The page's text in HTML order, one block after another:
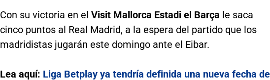
Con su victoria en el Visit Mallorca Estadi el Barça le saca
cinco puntos al Real Madrid, a la espera del partido que los
madridistas jugarán este domingo ante el Eibar.
Lea aquí: Liga Betplay ya tendría definida una nueva fecha de